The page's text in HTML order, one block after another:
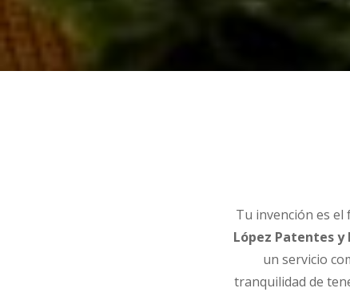
Tu invención es
López Patentes y
un servicio
tranquilidad de